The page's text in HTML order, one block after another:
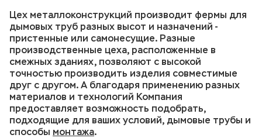
Цех металлоконструкций производит фермы для
дымовых труб разных высот и назначений -
пристенные или самонесущие. Разные
производственные цеха, расположенные в
смежных зданиях, позволяют с высокой
точностью производить изделия совместимые
друг с другом. А благодаря применению разных
материалов и технологий Компания
предоставляет возможность подобрать,
подходящие для ваших условий, дымовые трубы и
способы монтажа.